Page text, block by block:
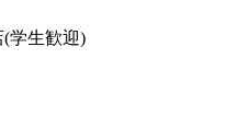
学生歓迎)